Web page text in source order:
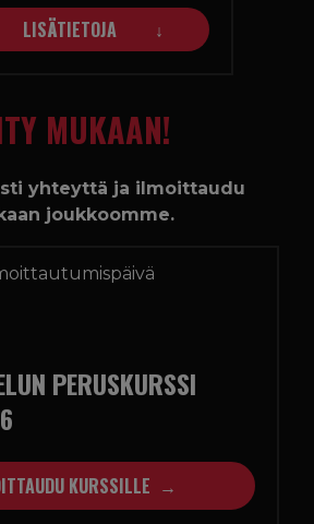
LISÄTIETOJA
MUKAAN!
yhteyttä ja ilmoittaudu
joukkoomme.
PERUSKURSSI
KURSSILLE